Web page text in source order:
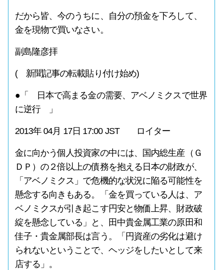
だから皆、今のうちに、自分の預金を下ろして、
金を現物で買いなさい。
副島隆彦拝
( 新聞記事の転載貼り付け始め)
●「 日本で高まる金の需要、アベノミクスで世界
に逆行 」
2013年 04月 17日 17:00 JST ロイター
金に向かう個人投資家の中には、国内総生産（Ｇ
ＤＰ）の２倍以上の債務を抱える日本の財政が、
「アベノミクス」で危機的な状況に陥る可能性を
懸念する向きもある。「金を買っている人は、ア
ベノミクスが引き起こす円安と物価上昇、財政破
綻を懸念している」と、田中貴金属工業の原田和
佳子・貴金属部長は言う。「円資産の劣化は避け
られないということで、ヘッジをしたいとして来
店する」。